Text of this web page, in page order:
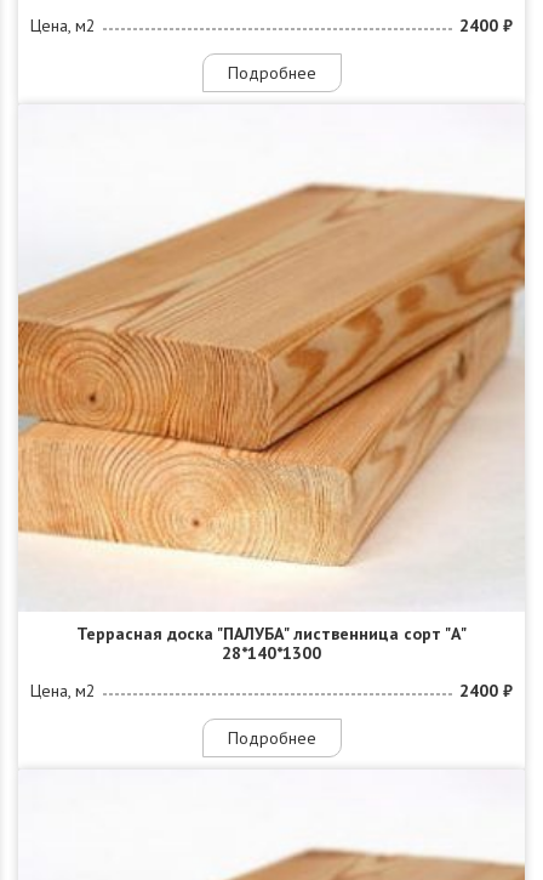
Цена, м2
2400 ₽
Подробнее
Террасная доска "ПАЛУБА" лиственница сорт "А"
28*140*1300
Цена, м2
2400 ₽
Подробнее